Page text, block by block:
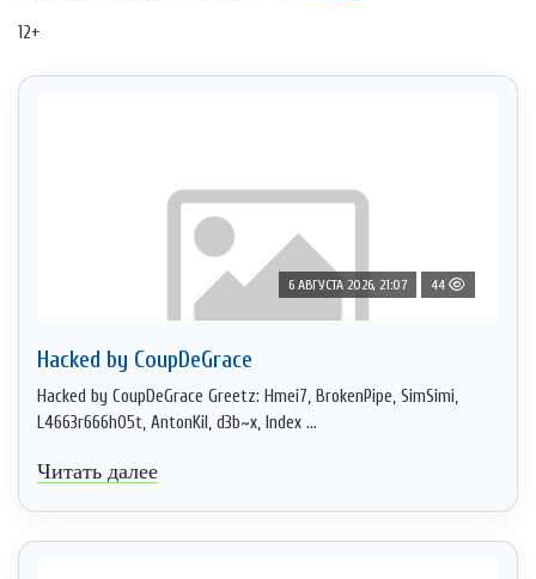
12+
6 АВГУСТА 2026, 21:07 44
Hacked by CoupDeGrace
Hacked by CoupDeGrace Greetz: Hmei7, BrokenPipe, SimSimi,
L4663r666h05t, AntonKil, d3b~x, Index ...
Читать далее